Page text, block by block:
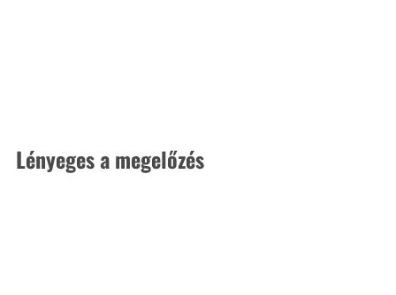
Lényeges a megelőzés